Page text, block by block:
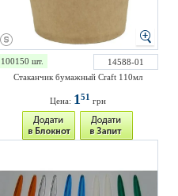
100150 шт.
14588-01
Стаканчик бумажный Craft 110мл
Цена: 151 грн